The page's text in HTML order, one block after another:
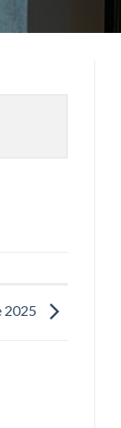
2025